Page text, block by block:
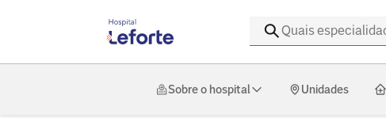
Sobre o hospital Unidades